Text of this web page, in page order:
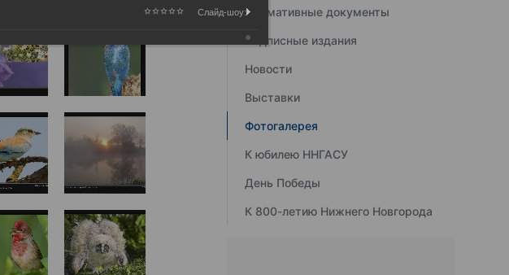
Нормативные документы
Подписные издания
Новости
Выставки
Фотогалерея
К юбилею ННГАСУ
День Победы
К 800-летию Нижнего Новгорода
Слайд-шоу: